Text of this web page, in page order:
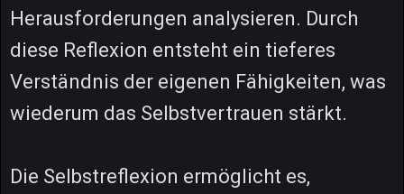
Herausforderungen analysieren. Durch
diese Reflexion entsteht ein tieferes
Verständnis der eigenen Fähigkeiten, was
wiederum das Selbstvertrauen stärkt.
Die Selbstreflexion ermöglicht es,